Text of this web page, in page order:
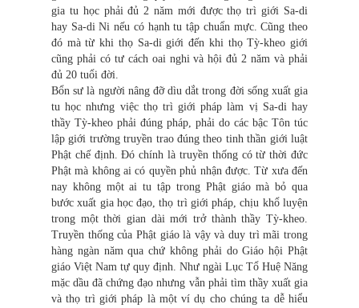
gia tu học phải đủ 2 năm mới được thọ trì giới Sa-di
hay Sa-di Ni nếu có hạnh tu tập chuẩn mực. Cũng theo
đó mà từ khi thọ Sa-di giới đến khi thọ Tỳ-kheo giới
cũng phải có tư cách oai nghi và hội đủ 2 năm và phải
đủ 20 tuổi đời.
Bổn sư là người nâng đỡ dìu dắt trong đời sống xuất gia
tu học nhưng việc thọ trì giới pháp làm vị Sa-di hay
thầy Tỳ-kheo phải đúng pháp, phải do các bậc Tôn túc
lập giới trường truyền trao đúng theo tinh thần giới luật
Phật chế định. Đó chính là truyền thống có từ thời đức
Phật mà không ai có quyền phủ nhận được. Từ xưa đến
nay không một ai tu tập trong Phật giáo mà bỏ qua
bước xuất gia học đạo, thọ trì giới pháp, chịu khổ luyện
trong một thời gian dài mới trở thành thầy Tỳ-kheo.
Truyền thống của Phật giáo là vậy và duy trì mãi trong
hàng ngàn năm qua chứ không phải do Giáo hội Phật
giáo Việt Nam tự quy định. Như ngài Lục Tổ Huệ Năng
mặc dầu đã chứng đạo nhưng vẫn phải tìm thầy xuất gia
và thọ trì giới pháp là một ví dụ cho chúng ta dễ hiểu